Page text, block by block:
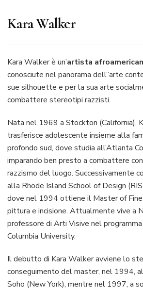
Kara Walker
Kara Walker è un’artista
conosciute nel panorama dell”arte
sue silhouette e per la sua arte
combattere stereotipi razzisti.
Nata nel 1969 a Stockton (California),
trasferisce adolescente insieme alla
profondo sud, dove studia all’Atlanta
imparando ben presto a combattere
razzismo del luogo. Successivamente
alla Rhode Island School of Design
dove nel 1994 ottiene il Master of
pittura e incisione. Attualmente vive a
professore di Arti Visive nel
Columbia University.
Il debutto di Kara Walker avviene lo
conseguimento del master, nel 1994,
Soho (New York), mentre nel 1997, a